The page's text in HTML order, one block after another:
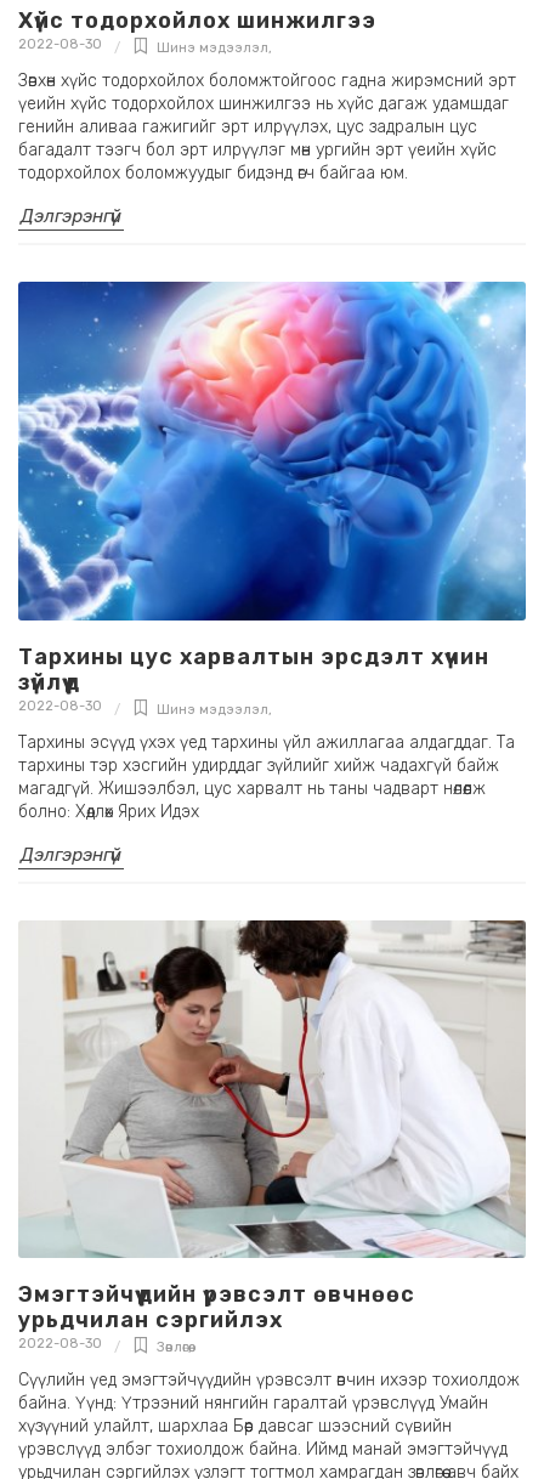
Хүйс тодорхойлох шинжилгээ
2022-08-30 Шинэ мэдээлэл,
Зөвхөн хүйс тодорхойлох боломжтойгоос гадна жирэмсний эрт
үеийн хүйс тодорхойлох шинжилгээ нь хүйс дагаж удамшдаг
генийн аливаа гажигийг эрт илрүүлэх, цус задралын цус
багадалт тээгч бол эрт илрүүлэг мөн ургийн эрт үеийн хүйс
тодорхойлох боломжуудыг бидэнд өгч байгаа юм.
Дэлгэрэнгүй
Тархины цус харвалтын эрсдэлт хүчин
зүйлүүд
2022-08-30 Шинэ мэдээлэл
Тархины эсүүд үхэх үед тархины үйл ажиллагаа алдагддаг. Та
тархины тэр хэсгийн удирддаг зүйлийг хийж чадахгүй байж
магадгүй. Жишээлбэл, цус харвалт нь таны чадварт нөлөөлж
болно: Хөдлөх Ярих Идэх
Дэлгэрэнгүй
Эмэгтэйчүүдийн үрэвсэлт өвчнөөс
урьдчилан сэргийлэх
2022-08-30 Зөвлөгөө,
Сүүлийн үед эмэгтэйчүүдийн үрэвсэлт өвчин ихээр тохиолдож
байна. Үүнд: Үтрээний нянгийн гаралтай үрэвслүүд Умайн
хүзүүний улайлт, шархлаа Бөөр давсаг шээсний сүвийн
үрэвслүүд элбэг тохиолдож байна. Иймд манай эмэгтэйчүүд
урьдчилан сэргийлэх үзлэгт тогтмол хамрагдан зөвлөгөө авч байх